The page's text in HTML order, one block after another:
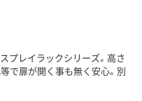
プレイラックシリーズ。高さ
で扉が開く事も無く安心。別